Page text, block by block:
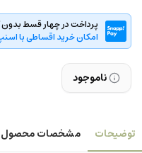
پرداخت در چهار قسط بدون
امکان خرید اقساطی با
ناموجود
توضیحات مشخصات محصول